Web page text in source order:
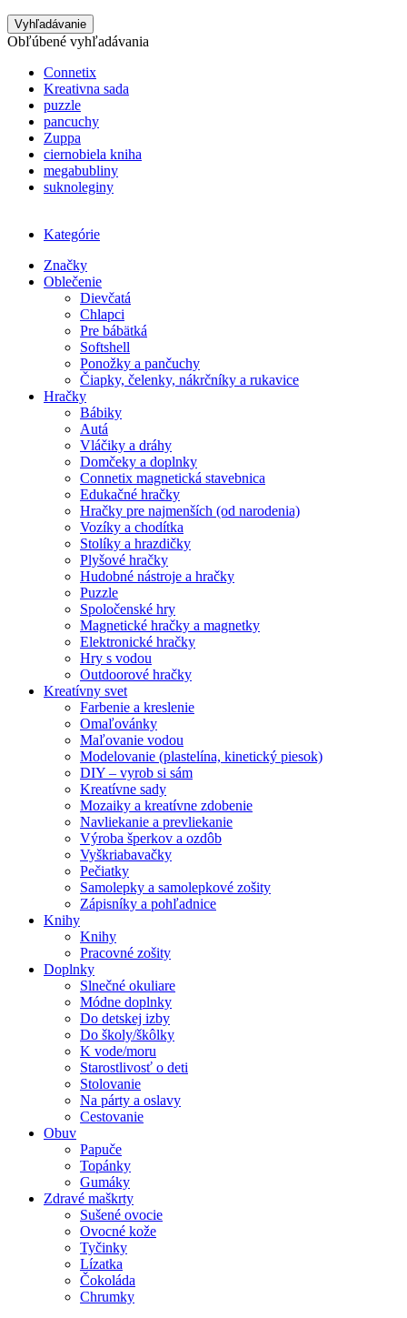
Vyhľadávanie
Obľúbené vyhľadávania
Connetix
Kreativna sada
puzzle
pancuchy
Zuppa
ciernobiela kniha
megabubliny
suknoleginy
Kategórie
Značky
Oblečenie
Dievčatá
Chlapci
Pre bábätká
Softshell
Ponožky a pančuchy
Čiapky, čelenky, nákrčníky a rukavice
Hračky
Bábiky
Autá
Vláčiky a dráhy
Domčeky a doplnky
Connetix magnetická stavebnica
Edukačné hračky
Hračky pre najmenších (od narodenia)
Vozíky a chodítka
Stolíky a hrazdičky
Plyšové hračky
Hudobné nástroje a hračky
Puzzle
Spoločenské hry
Magnetické hračky a magnetky
Elektronické hračky
Hry s vodou
Outdoorové hračky
Kreatívny svet
Farbenie a kreslenie
Omaľovánky
Maľovanie vodou
Modelovanie (plastelína, kinetický piesok)
DIY – vyrob si sám
Kreatívne sady
Mozaiky a kreatívne zdobenie
Navliekanie a prevliekanie
Výroba šperkov a ozdôb
Vyškriabavačky
Pečiatky
Samolepky a samolepkové zošity
Zápisníky a pohľadnice
Knihy
Knihy
Pracovné zošity
Doplnky
Slnečné okuliare
Módne doplnky
Do detskej izby
Do školy/škôlky
K vode/moru
Starostlivosť o deti
Stolovanie
Na párty a oslavy
Cestovanie
Obuv
Papuče
Topánky
Gumáky
Zdravé maškrty
Sušené ovocie
Ovocné kože
Tyčinky
Lízatka
Čokoláda
Chrumky